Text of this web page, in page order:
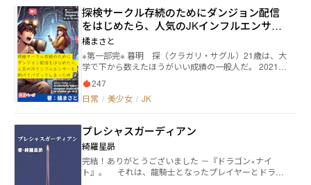
し（妖精王）に合法的に会うためなら、今日も縁を結
んで、婚約を回し、婚活地獄と戦います！ 人事スキル
×仲人で未来を掴む、 悪役令嬢の推し活×婚活ファンタ
ジー開幕！
探検サークル存続のためにダンジョン配信
をはじめたら、人気のJKインフルエンサー
を助けてバズってしまった件
橘まさと
※第一部完※ 暮明 探（クラガリ・サグル）21歳は、大
学で下から数えたほうがいい成績の一般人だ。 2021年
7月に現代日本にダンジョンが現れて2年が過ぎ、一般
人にもダンジョンへの入場が可能になった。 2024年1
月からはダンジョン配信プラットフォームDtubeの運
るサグルは所属している探検サークルの予算を使って
地方のダンジョンに潜っていた。 しかし、大学の学生
生活課から予算の使い方で不審なものがあると9月まで
に成果をださないと打ち切りをすると宣言されてピン
チに！ サークル存続のため、ダンジョンの攻略動画を
247
日常 / 美少女 / JK
プレシャスガーディアン
綺羅星昴
完結！ありがとうございました －『ドラゴン×ナイ
ト』。 それは、龍騎士となったプレイヤーとドラゴ